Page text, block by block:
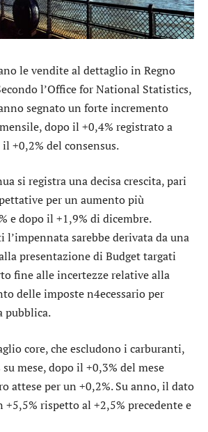
le vendite al dettaglio in Regno
l’Office for National Statistics,
segnato un forte incremento
dopo il +0,4% registrato a
+0,2% del consensus.
si registra una decisa crescita, pari
per un aumento più
e dopo il +1,9% di dicembre.
l’impennata sarebbe derivata da una
presentazione di Budget targati
fine alle incertezze relative alla
delle imposte n4ecessario per
pubblica.
core, che escludono i carburanti,
mese, dopo il +0,3% del mese
attese per un +0,2%. Su anno, il dato
+5,5% rispetto al +2,5% precedente e